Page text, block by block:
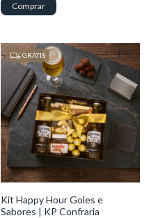
Comprar
1/3
GRÁTIS
Kit Happy Hour Goles e
Sabores | KP Confraria